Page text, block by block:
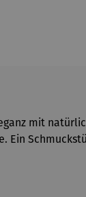
mit
Ein